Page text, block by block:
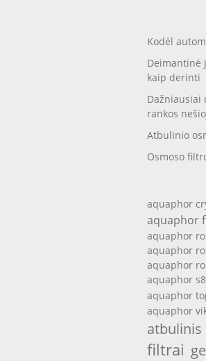
Kodėl
Deimantinė
kaip derinti
Dažniausiai
rankos
Atbulinio
Osmoso
aquaphor
aquaphor
aquaphor ro
aquaphor ro
aquaphor
aquaphor
aquaphor
aquaphor
atbulinis
filtrai